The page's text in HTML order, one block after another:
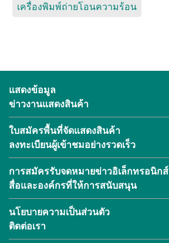
เครื่องพิมพ์ถ่ายโอนความร้อน
แสดงข้อมูล
ข่าวงานแสดงสินค้า
ใบสมัครพื้นที่จัดแสดงสินค้า
ลงทะเบียนผู้เข้าชมอย่างรวดเร็ว
การสมัครรับจดหมายข่าวอิเล็กทรอนิกส์
สื่อและองค์กรที่ให้การสนับสนุน
นโยบายความเป็นส่วนตัว
ติดต่อเรา